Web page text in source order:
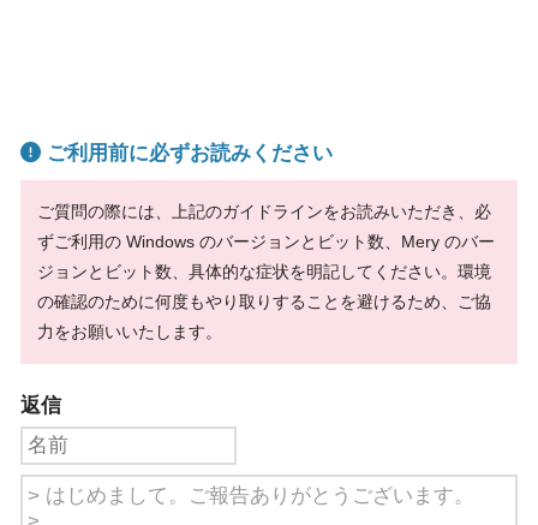
ご利用前に必ずお読みください
ご質問の際には、上記のガイドラインをお読みいただき、必
ずご利用の Windows のバージョンとビット数、Mery のバー
ジョンとビット数、具体的な症状を明記してください。環境
の確認のために何度もやり取りすることを避けるため、ご協
力をお願いいたします。
返信